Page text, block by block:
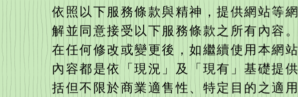
依照以下服務條款與精神，提供網站等
解並同意接受以下服務條款之所有內容
在任何修改或變更後，如繼續使用本網
內容都是依「現況」及「現有」基礎提
括但不限於商業適售性、特定目的之適